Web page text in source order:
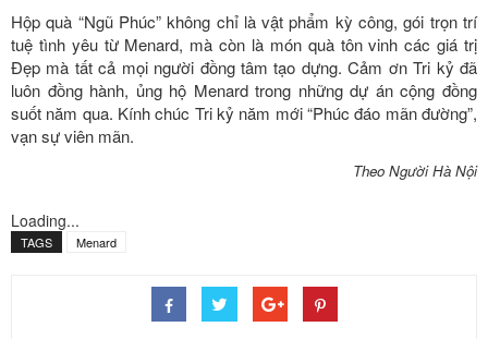
Hộp quà “Ngũ Phúc” không chỉ là vật phẩm kỳ công, gói trọn trí
tuệ tình yêu từ Menard, mà còn là món quà tôn vinh các giá trị
Đẹp mà tất cả mọi người đồng tâm tạo dựng. Cảm ơn Tri kỷ đã
luôn đồng hành, ủng hộ Menard trong những dự án cộng đồng
suốt năm qua. Kính chúc Tri kỷ năm mới “Phúc đáo mãn đường”,
vạn sự viên mãn.
Theo Người Hà Nội
Loading...
TAGS Menard